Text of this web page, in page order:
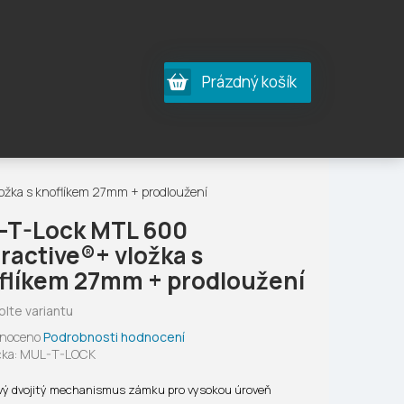
Nákupní
košík
Prázdný košík
Lock MTL 600
vložka s
27mm + prodloužení
variantu
Podrobnosti hodnocení
MUL-T-LOCK
dvojitý mechanismus zámku pro vysokou úroveň
s knoflíkem 27mm + prodloužení